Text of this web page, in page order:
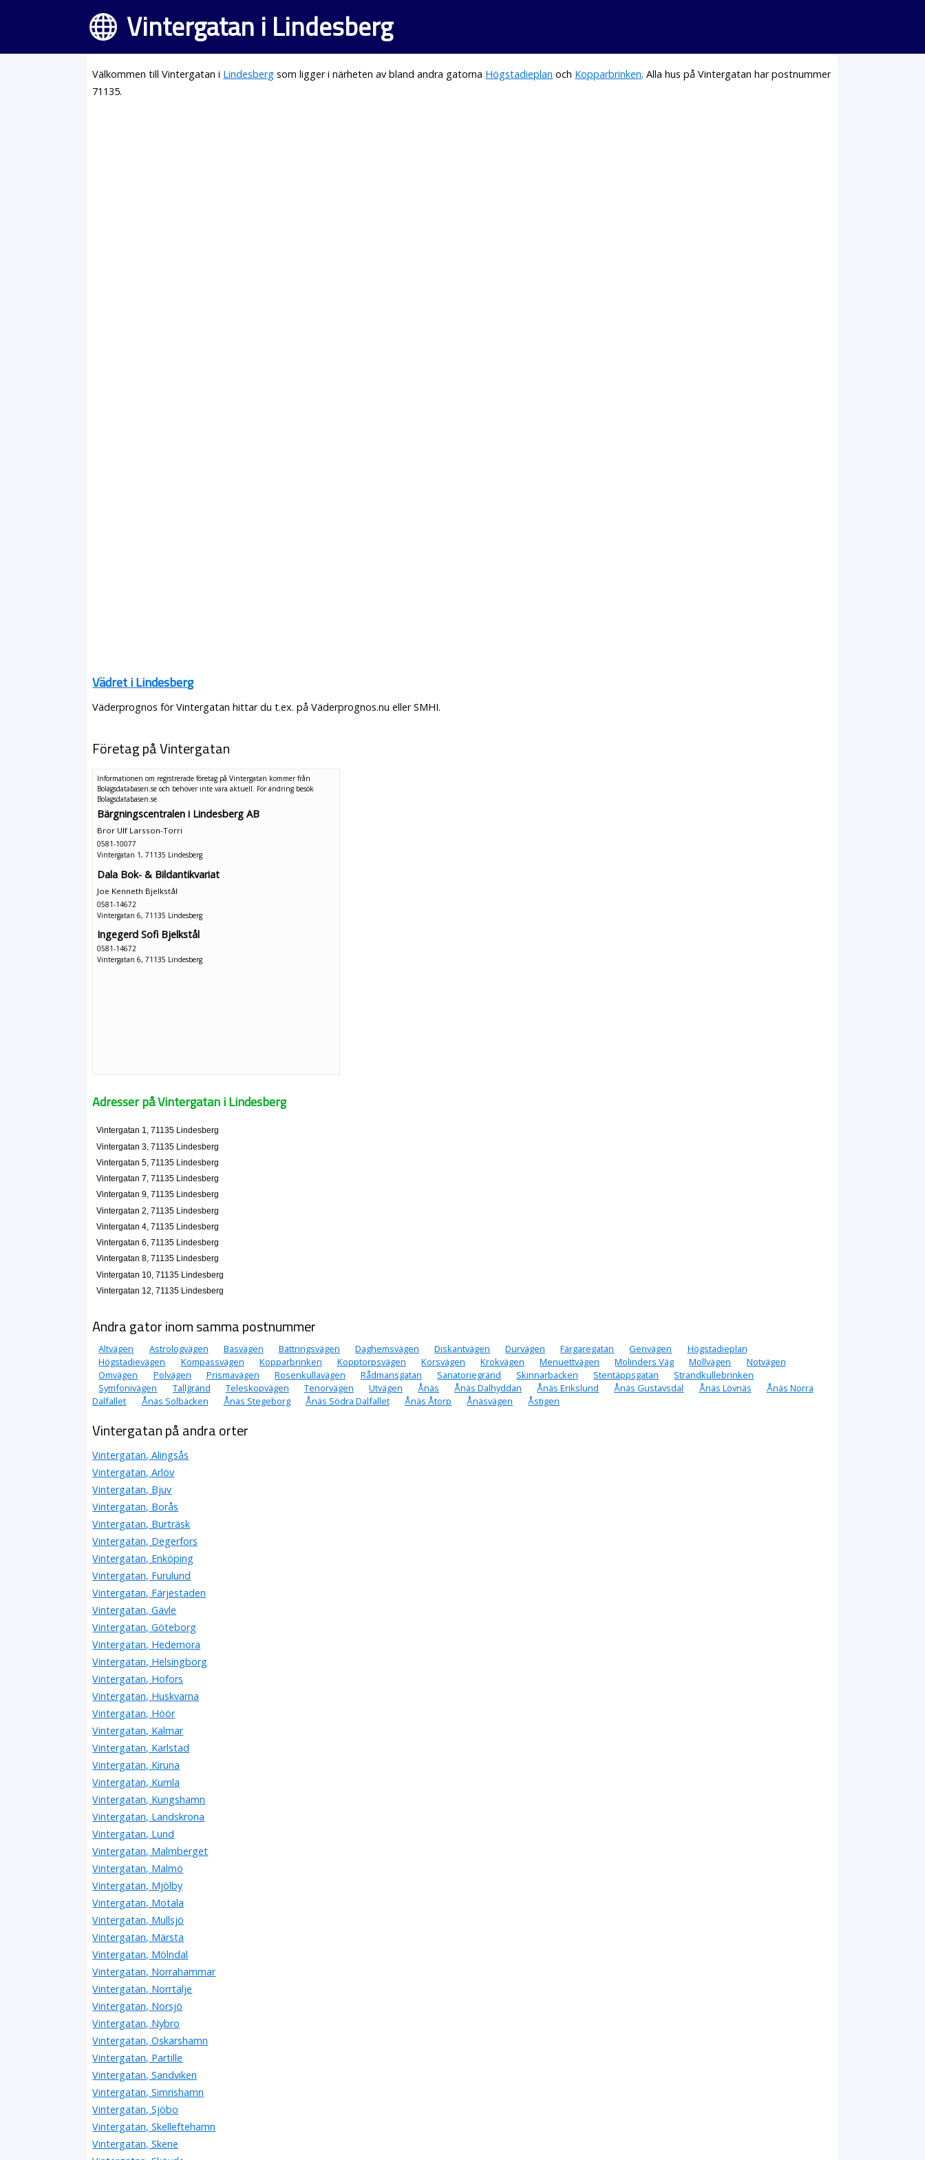
Vintergatan i Lindesberg
Välkommen till Vintergatan i Lindesberg som ligger i närheten av bland andra gatorna Högstadieplan och Kopparbrinken. Alla hus på Vintergatan har postnummer
71135.
Vädret i Lindesberg
Väderprognos för Vintergatan hittar du t.ex. på Väderprognos.nu eller SMHI.
Företag på Vintergatan
Informationen om registrerade företag på Vintergatan kommer från
Bolagsdatabasen.se och behöver inte vara aktuell. För ändring besök
Bolagsdatabasen.se
Bärgningscentralen i Lindesberg AB
Bror Ulf Larsson-Torri
0581-10077
Vintergatan 1, 71135 Lindesberg
Dala Bok- & Bildantikvariat
Joe Kenneth Bjelkstål
0581-14672
Vintergatan 6, 71135 Lindesberg
Ingegerd Sofi Bjelkstål
0581-14672
Vintergatan 6, 71135 Lindesberg
Adresser på Vintergatan i Lindesberg
Vintergatan 1, 71135 Lindesberg
Vintergatan 3, 71135 Lindesberg
Vintergatan 5, 71135 Lindesberg
Vintergatan 7, 71135 Lindesberg
Vintergatan 9, 71135 Lindesberg
Vintergatan 2, 71135 Lindesberg
Vintergatan 4, 71135 Lindesberg
Vintergatan 6, 71135 Lindesberg
Vintergatan 8, 71135 Lindesberg
Vintergatan 10, 71135 Lindesberg
Vintergatan 12, 71135 Lindesberg
Andra gator inom samma postnummer
Altvägen Astrologvägen Basvägen Bättringsvägen Daghemsvägen Diskantvägen Durvägen Färgaregatan Genvägen
Högstadieplan
Högstadievägen
Kompassvägen Kopparbrinken Kopptorpsvägen Korsvägen Krokvägen Menuettvägen Molinders Väg Mollvägen
Notvägen
Omvägen
Polvägen Prismavägen Rosenkullavägen Rådmansgatan Sanatoriegränd Skinnarbacken Stentäppsgatan
Strandkullebrinken
Symfonivägen
Tallgränd Teleskopvägen Tenorvägen Utvägen Ånäs Ånäs Dalhyddan Ånäs Erikslund Ånäs Gustavsdal Ånäs Lövnäs
Ånäs Norra
Dalfallet
Ånäs Solbacken Ånäs Stegeborg Ånäs Södra Dalfallet Ånäs Åtorp Ånäsvägen Åstigen
Vintergatan på andra orter
Vintergatan, Alingsås
Vintergatan, Arlöv
Vintergatan, Bjuv
Vintergatan, Borås
Vintergatan, Burträsk
Vintergatan, Degerfors
Vintergatan, Enköping
Vintergatan, Furulund
Vintergatan, Färjestaden
Vintergatan, Gävle
Vintergatan, Göteborg
Vintergatan, Hedemora
Vintergatan, Helsingborg
Vintergatan, Hofors
Vintergatan, Huskvarna
Vintergatan, Höör
Vintergatan, Kalmar
Vintergatan, Karlstad
Vintergatan, Kiruna
Vintergatan, Kumla
Vintergatan, Kungshamn
Vintergatan, Landskrona
Vintergatan, Lund
Vintergatan, Malmberget
Vintergatan, Malmö
Vintergatan, Mjölby
Vintergatan, Motala
Vintergatan, Mullsjö
Vintergatan, Märsta
Vintergatan, Mölndal
Vintergatan, Norrahammar
Vintergatan, Norrtälje
Vintergatan, Norsjö
Vintergatan, Nybro
Vintergatan, Oskarshamn
Vintergatan, Partille
Vintergatan, Sandviken
Vintergatan, Simrishamn
Vintergatan, Sjöbo
Vintergatan, Skelleftehamn
Vintergatan, Skene